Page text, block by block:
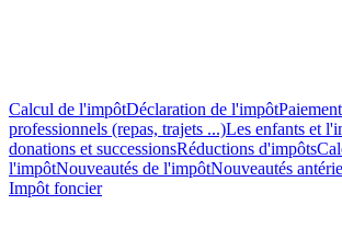
Calcul de l'impôtDéclaration de l'impôt
professionnels (repas, trajets ...)Les enfants et
donations et successionsRéductions d'impôts
l'impôtNouveautés de l'impôtNouveautés
Impôt foncier